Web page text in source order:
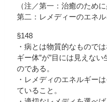
（注／第一：治癒のため
第二：レメディーのエネル
§148
・病とは物質的なもので
ギー体”が”目には見えな
のである。
・レメディのエネルギー
ていること。